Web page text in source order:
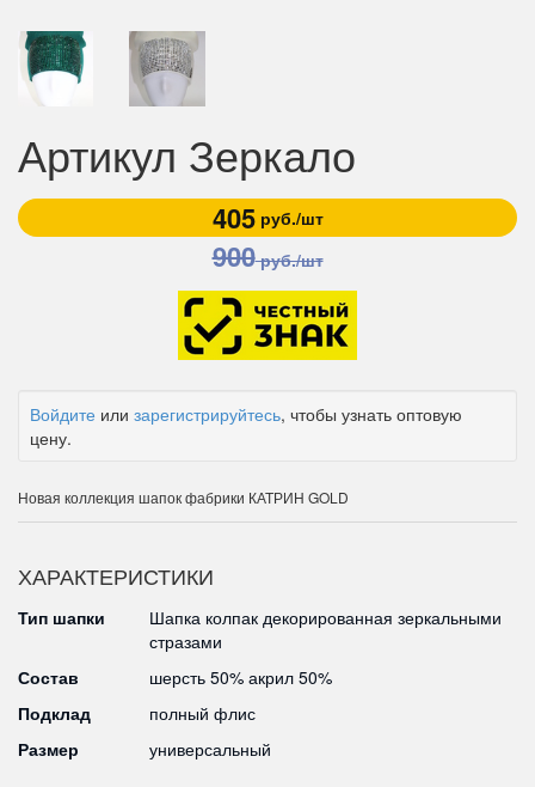
Артикул Зеркало
405руб./шт
900руб./шт
Войдите или зарегистрируйтесь, чтобы узнать оптовую
цену.
Новая коллекция шапок фабрики КАТРИН GOLD
ХАРАКТЕРИСТИКИ
Тип шапки
Шапка колпак декорированная зеркальными
стразами
Состав
шерсть 50% акрил 50%
Подклад
полный флис
Размер
универсальный